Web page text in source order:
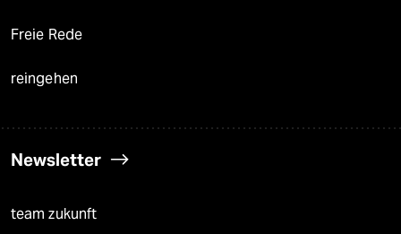
Freie Rede
reingehen
Newsletter
team zukunft